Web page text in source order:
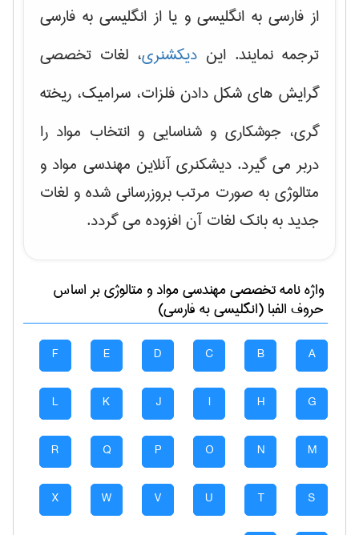
از فارسی به انگلیسی و یا از انگلیسی به فارسی
ترجمه نمایند. این دیکشنری، لغات تخصصی
گرایش های شکل دادن فلزات، سرامیک، ریخته
گری، جوشکاری و شناسایی و انتخاب مواد را
دربر می گیرد. دیشکنری آنلاین مهندسی مواد و
متالوژی به صورت مرتب بروزرسانی شده و لغات
جدید به بانک لغات آن افزوده می گردد.
واژه نامه تخصصیمهندسی مواد و متالوژیبر اساس
حروف الفبا (انگلیسی به فارسی)
A
B
C
D
E
F
G
H
I
J
K
L
M
N
O
P
Q
R
S
T
U
V
W
X